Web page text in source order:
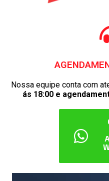
Nossa equipe conta com
ás 18:00 e